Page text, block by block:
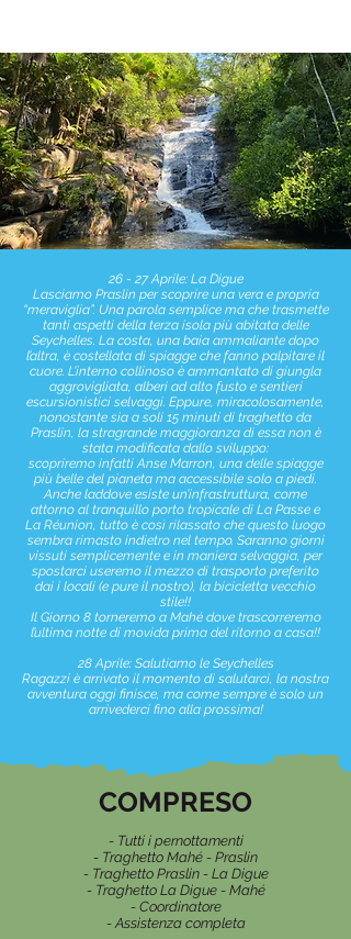
26 - 27 Aprile: La Digue
Lasciamo Praslin per scoprire una vera e propria
“meraviglia”. Una parola semplice ma che trasmette
tanti aspetti della terza isola più abitata delle
Seychelles. La costa, una baia ammaliante dopo
l’altra, è costellata di spiagge che fanno palpitare il
cuore. L’interno collinoso è ammantato di giungla
aggrovigliata, alberi ad alto fusto e sentieri
escursionistici selvaggi. Eppure, miracolosamente,
nonostante sia a soli 15 minuti di traghetto da
Praslin, la stragrande maggioranza di essa non è
stata modificata dallo sviluppo:
scopriremo infatti Anse Marron, una delle spiagge
più belle del pianeta ma accessibile solo a piedi.
Anche laddove esiste un’infrastruttura, come
attorno al tranquillo porto tropicale di La Passe e
La Réunion, tutto è così rilassato che questo luogo
sembra rimasto indietro nel tempo. Saranno giorni
vissuti semplicemente e in maniera selvaggia, per
spostarci useremo il mezzo di trasporto preferito
dai i locali (e pure il nostro), la bicicletta vecchio
stile!!
Il Giorno 8 torneremo a Mahé dove trascorreremo
l’ultima notte di movida prima del ritorno a casa!!
28 Aprile: Salutiamo le Seychelles
Ragazzi è arrivato il momento di salutarci, la nostra
avventura oggi finisce, ma come sempre è solo un
arrivederci fino alla prossima!
COMPRESO
- Tutti i pernottamenti
- Traghetto Mahé - Praslin
- Traghetto Praslin - La Digue
- Traghetto La Digue - Mahé
- Coordinatore
- Assistenza completa